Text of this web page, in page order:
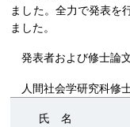
ました。全力で発表を
ました。
発表者および修士論
人間社会学研究科修
氏 名